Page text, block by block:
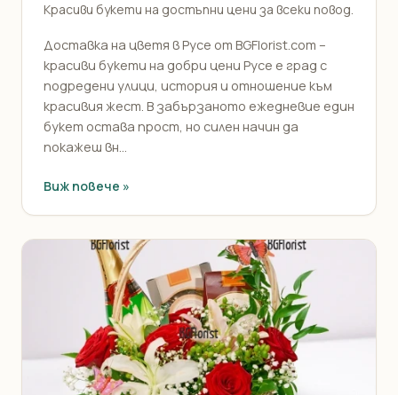
Красиви букети на достъпни цени за всеки повод.
Доставка на цветя в Русе от BGFlorist.com –
красиви букети на добри цени Русе е град с
подредени улици, история и отношение към
красивия жест. В забързаното ежедневие един
букет остава прост, но силен начин да
покажеш вн...
Виж повече »